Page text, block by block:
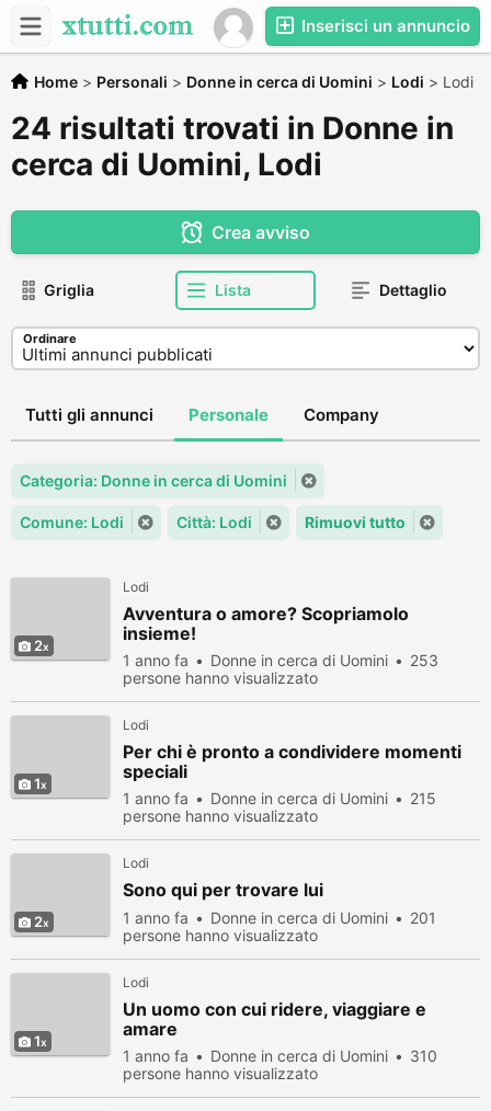
Inserisci un annuncio
Home > Personali > Donne in cerca di Uomini > Lodi > Lodi
24 risultati trovati in Donne in
cerca di Uomini, Lodi
Crea avviso
Griglia Lista Dettaglio
Ordinare
Tutti gli annunci Personale Company
Categoria: Donne in cerca di Uomini
Comune: Lodi Città: Lodi Rimuovi tutto
2
Lodi
Avventura o amore? Scopriamolo
insieme!
1 anno fa Donne in cerca di Uomini
253
persone hanno visualizzato
1
Lodi
Per chi è pronto a condividere momenti
speciali
1 anno fa Donne in cerca di Uomini
215
persone hanno visualizzato
2
Lodi
Sono qui per trovare lui
1 anno fa Donne in cerca di Uomini
201
persone hanno visualizzato
1
Lodi
Un uomo con cui ridere, viaggiare e
amare
1 anno fa Donne in cerca di Uomini
310
persone hanno visualizzato